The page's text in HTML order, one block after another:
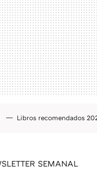
Libros recomendados
SEMANAL